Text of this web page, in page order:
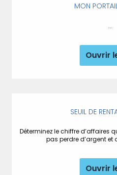
MON
...
Ouvrir
SEUIL DE
Déterminez le chiffre d’affaires
pas perdre d’argent et
Ouvrir